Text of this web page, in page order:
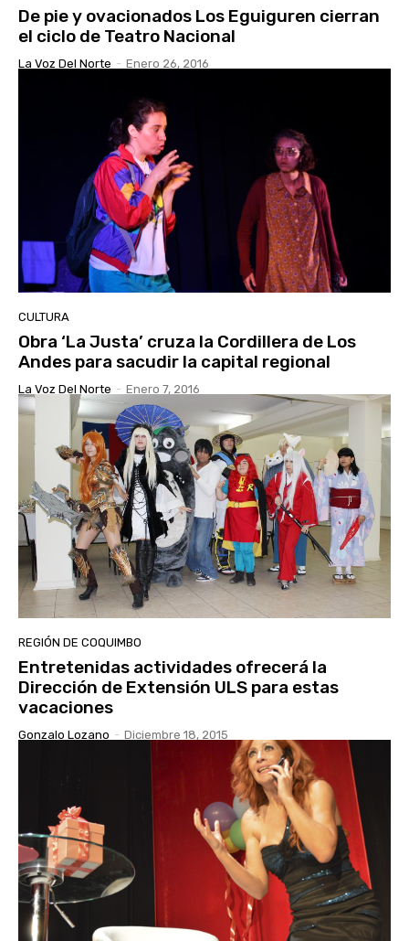
De pie y ovacionados Los Eguiguren cierran
el ciclo de Teatro Nacional
La Voz Del Norte - Enero 26, 2016
CULTURA
Obra ‘La Justa’ cruza la Cordillera de Los
Andes para sacudir la capital regional
La Voz Del Norte - Enero 7, 2016
REGIÓN DE COQUIMBO
Entretenidas actividades ofrecerá la
Dirección de Extensión ULS para estas
vacaciones
Gonzalo Lozano - Diciembre 18, 2015